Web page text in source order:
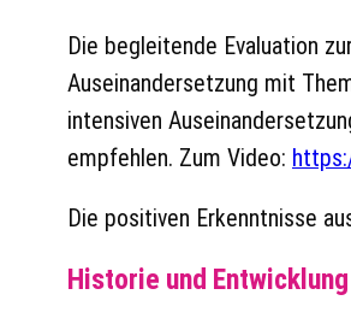
Die begleitende Evaluation
Auseinandersetzung mit
intensiven
empfehlen. Zum Video:
Die positiven Erkenntnisse
Historie und Entwicklung